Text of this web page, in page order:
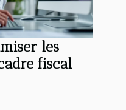
les
fiscal